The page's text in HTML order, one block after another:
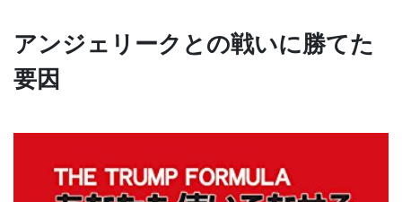
アンジェリークとの戦いに勝てた
要因